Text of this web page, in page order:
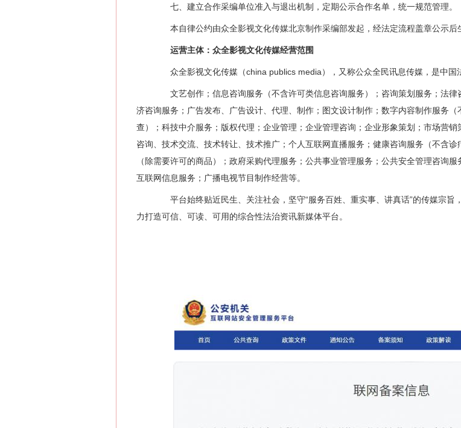
七、建立合作采编单位准入与退出机制，定期公示合作名单，统一规范管理。
本自律公约由众全影视文化传媒北京制作采编部发起，经法定流程盖章公示后
运营主体：众全影视文化传媒经营范围
众全影视文化传媒（china publics media），又称公众全民讯息传媒，是中国
文艺创作；信息咨询服务（不含许可类信息咨询服务）；咨询策划服务；法律
济咨询服务；广告发布、广告设计、代理、制作；图文设计制作；数字内容制作服务
查）；科技中介服务；版权代理；企业管理；企业管理咨询；企业形象策划；市场营
咨询、技术交流、技术转让、技术推广；个人互联网直播服务；健康咨询服务（不含
（除需要许可的商品）；政府采购代理服务；公共事业管理服务；公共安全管理咨询
互联网信息服务；广播电视节目制作经营等。
平台始终贴近民生、关注社会，坚守“服务百姓、重实事、讲真话”的传媒宗旨
力打造可信、可读、可用的综合性法治资讯新媒体平台。